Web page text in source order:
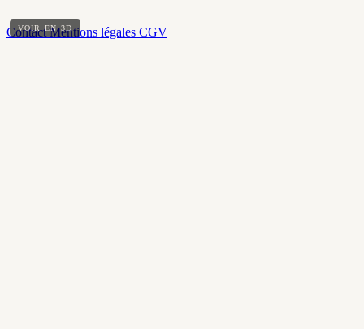
VOIR EN 3D
ContactMentions légales CGV